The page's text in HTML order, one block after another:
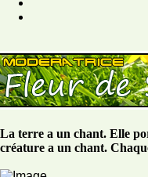
La terre a un chant. Elle
créature a un chant.